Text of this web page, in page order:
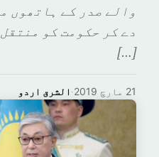
والے صدر کے ہاتھوں
دے کر حکومت کو
[…]
الشرق اردو · 21 مارچ 2019